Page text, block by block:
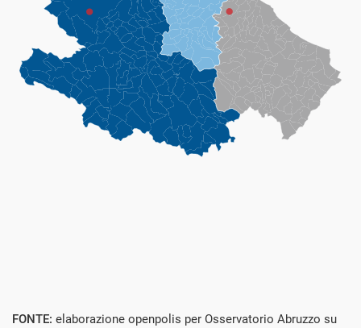
FONTE: elaborazione openpolis per Osservatorio Abruzzo su